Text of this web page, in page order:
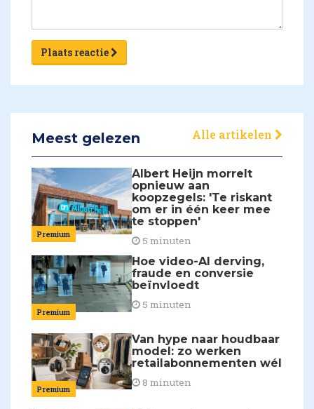
Plaats reactie
Meest gelezen Alle artikelen
Premium
Albert Heijn morrelt
opnieuw aan
koopzegels: 'Te riskant
om er in één keer mee
te stoppen'
5 minuten
Premium
Hoe video-AI derving,
fraude en conversie
beïnvloedt
5 minuten
Premium
Van hype naar houdbaar
model: zo werken
retailabonnementen wél
8 minuten